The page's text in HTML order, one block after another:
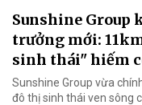
Sunshine Group
trưởng mới:
sinh thái" hiếm
Sunshine Group vừa
đô thị sinh thái ven sông